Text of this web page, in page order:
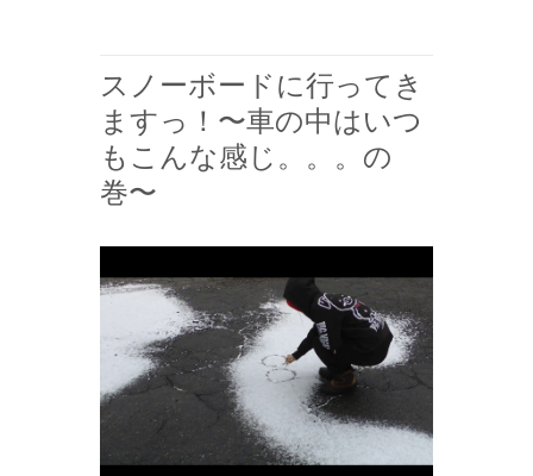
スノーボードに行ってき
ますっ！〜車の中はいつ
もこんな感じ。。。の
巻〜